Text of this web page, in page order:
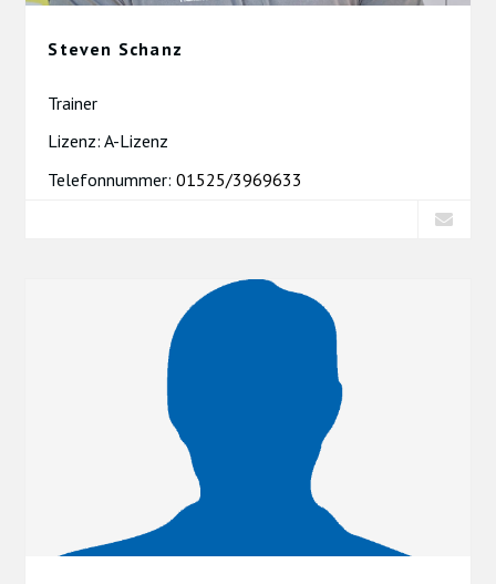
Steven Schanz
Trainer
Lizenz: A-Lizenz
Telefonnummer:01525/3969633